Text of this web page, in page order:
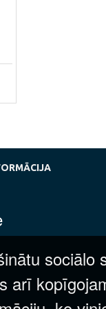
sociālo